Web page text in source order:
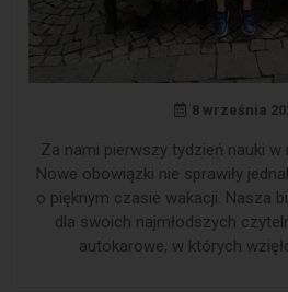
8 września
Za nami pierwszy tydzień nauki
Nowe obowiązki nie sprawiły
o pięknym czasie wakacji. Nasza
dla swoich najmłodszych
autokarowe, w których